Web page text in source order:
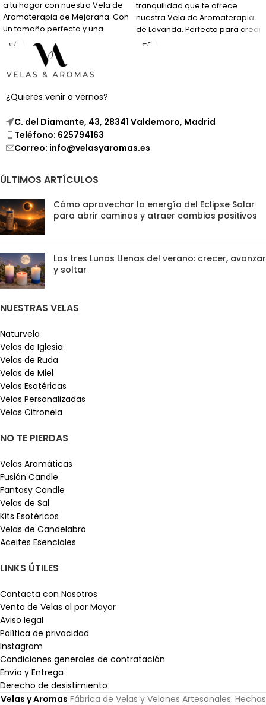
a tu hogar con nuestra Vela de
Aromaterapia de Mejorana. Con
un tamaño perfecto y una
fragancia relajante, es ideal
para sesiones de aromaterapia
y meditación en casa.
tranquilidad que te ofrece
nuestra Vela de Aromaterapia
de Lavanda. Perfecta para crear
un ambiente de paz en tu hogar.
¿Quieres venir a vernos?
C. del Diamante, 43, 28341 Valdemoro, Madrid
Teléfono: 625794163
Correo: info@velasyaromas.es
ÚLTIMOS ARTÍCULOS
Cómo aprovechar la energía del Eclipse Solar
para abrir caminos y atraer cambios positivos
Las tres Lunas Llenas del verano: crecer, avanzar
y soltar
NUESTRAS VELAS
Naturvela
Velas de Iglesia
Velas de Ruda
Velas de Miel
Velas Esotéricas
Velas Personalizadas
Velas Citronela
NO TE PIERDAS
Velas Aromáticas
Fusión Candle
Fantasy Candle
Velas de Sal
Kits Esotéricos
Velas de Candelabro
Aceites Esenciales
LINKS ÚTILES
Contacta con Nosotros
Venta de Velas al por Mayor
Aviso legal
Política de privacidad
Instagram
Condiciones generales de contratación
Envío y Entrega
Derecho de desistimiento
Velas y Aromas Fábrica de Velas y Velones Artesanales. Hechas